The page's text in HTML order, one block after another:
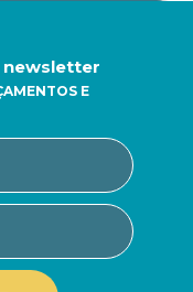
newsletter
E